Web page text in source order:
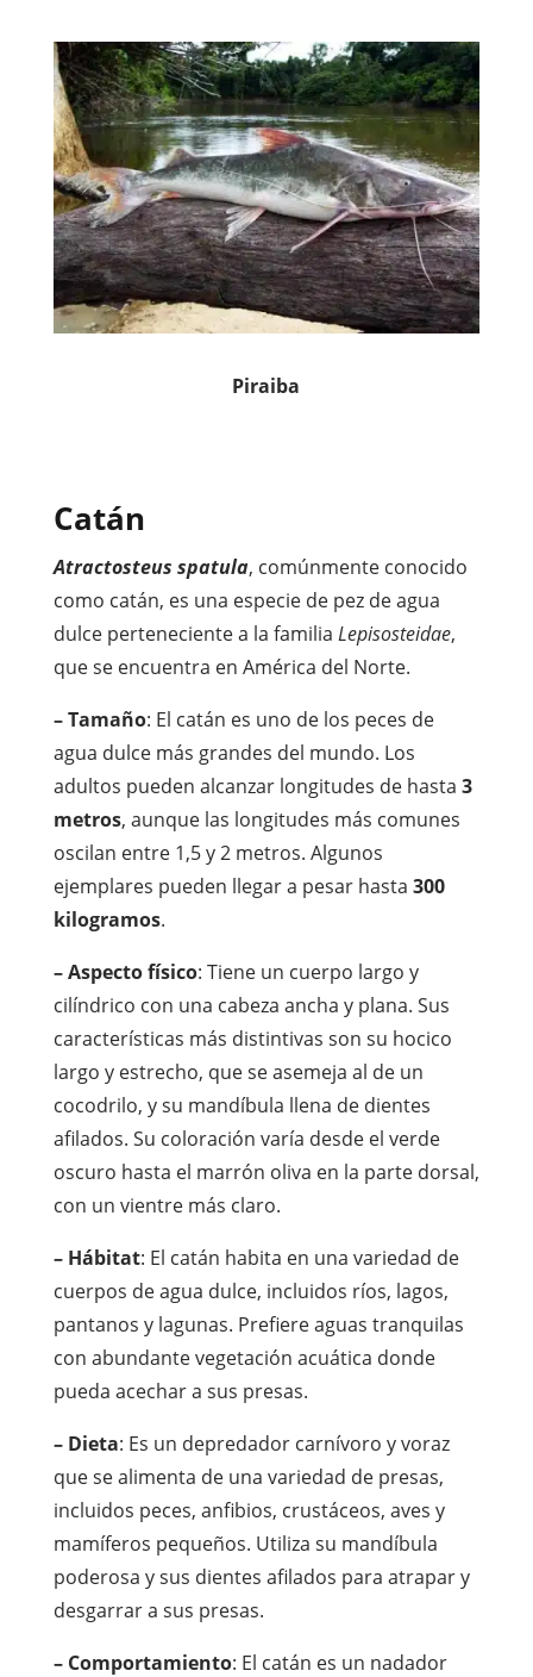
Piraiba
Catán
Atractosteus spatula, comúnmente conocido
como catán, es una especie de pez de agua
dulce perteneciente a la familia Lepisosteidae,
que se encuentra en América del Norte.
– Tamaño: El catán es uno de los peces de
agua dulce más grandes del mundo. Los
adultos pueden alcanzar longitudes de hasta 3
metros, aunque las longitudes más comunes
oscilan entre 1,5 y 2 metros. Algunos
ejemplares pueden llegar a pesar hasta 300
kilogramos.
– Aspecto físico: Tiene un cuerpo largo y
cilíndrico con una cabeza ancha y plana. Sus
características más distintivas son su hocico
largo y estrecho, que se asemeja al de un
cocodrilo, y su mandíbula llena de dientes
afilados. Su coloración varía desde el verde
oscuro hasta el marrón oliva en la parte dorsal,
con un vientre más claro.
– Hábitat: El catán habita en una variedad de
cuerpos de agua dulce, incluidos ríos, lagos,
pantanos y lagunas. Prefiere aguas tranquilas
con abundante vegetación acuática donde
pueda acechar a sus presas.
– Dieta: Es un depredador carnívoro y voraz
que se alimenta de una variedad de presas,
incluidos peces, anfibios, crustáceos, aves y
mamíferos pequeños. Utiliza su mandíbula
poderosa y sus dientes afilados para atrapar y
desgarrar a sus presas.
– Comportamiento: El catán es un nadador